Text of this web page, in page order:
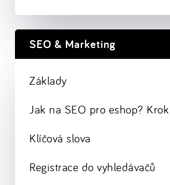
SEO & Marketing
Základy
Jak na SEO pro eshop?
Klíčová slova
Registrace do vyhledávačů